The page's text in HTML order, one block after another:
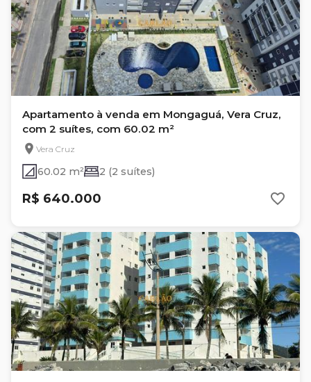
Apartamento à venda em Mongaguá, Vera Cruz,
com 2 suítes, com 60.02 m²
Vera Cruz
60.02 m² 2 (2 suítes)
R$ 640.000